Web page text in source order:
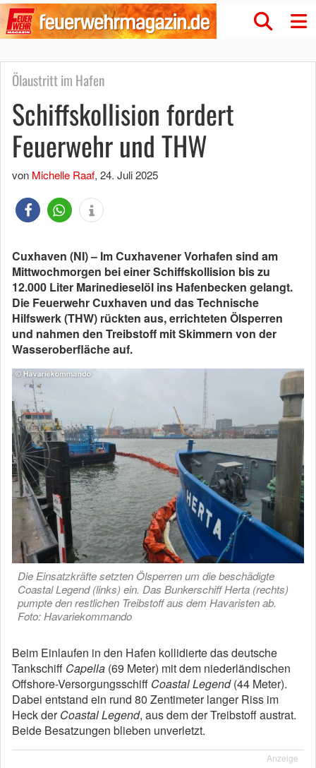
Ölaustritt im Hafen
Schiffskollision fordert
Feuerwehr und THW
von Michelle Raaf, 24. Juli 2025
Cuxhaven (NI) – Im Cuxhavener Vorhafen sind am
Mittwochmorgen bei einer Schiffskollision bis zu
12.000 Liter Marinedieselöl ins Hafenbecken gelangt.
Die Feuerwehr Cuxhaven und das Technische
Hilfswerk (THW) rückten aus, errichteten Ölsperren
und nahmen den Treibstoff mit Skimmern von der
Wasseroberfläche auf.
Die Einsatzkräfte setzten Ölsperren um die beschädigte
Coastal Legend (links) ein. Das Bunkerschiff Herta (rechts)
pumpte den restlichen Treibstoff aus dem Havaristen ab.
Foto: Havariekommando
Beim Einlaufen in den Hafen kollidierte das deutsche
Tankschiff Capella (69 Meter) mit dem niederländischen
Offshore-Versorgungsschiff Coastal Legend(44 Meter).
Dabei entstand ein rund 80 Zentimeter langer Riss im
Heck derCoastal Legend, aus dem der Treibstoff austrat.
Beide Besatzungen blieben unverletzt.
Anzeige